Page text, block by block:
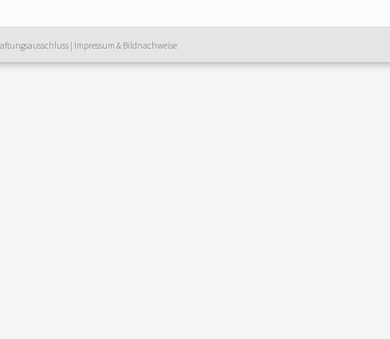
| Impressum & Bildnachweise